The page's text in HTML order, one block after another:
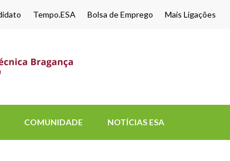
Tempo.ESA Bolsa de Emprego Mais Ligações
COMUNIDADE NOTÍCIAS ESA